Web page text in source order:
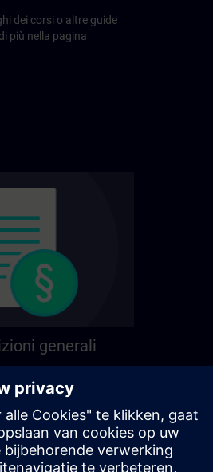
dei corsi o altre guide
più nella pagina
generali